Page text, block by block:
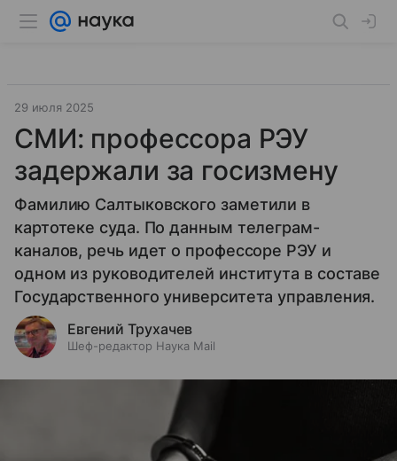
29 июля 2025
СМИ: профессора РЭУ
задержали за госизмену
Фамилию Салтыковского заметили в
картотеке суда. По данным телеграм-
каналов, речь идет о профессоре РЭУ и
одном из руководителей института в составе
Государственного университета управления.
Евгений Трухачев
Шеф-редактор Наука Mail